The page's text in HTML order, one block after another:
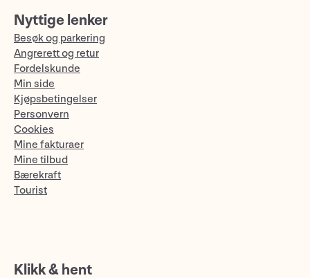
Nyttige lenker
Besøk og parkering
Angrerett og retur
Fordelskunde
Min side
Kjøpsbetingelser
Personvern
Cookies
Mine fakturaer
Mine tilbud
Bærekraft
Tourist
Klikk & hent